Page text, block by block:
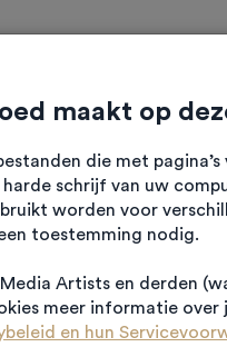
-
maakt op
die met
harde schrijf van uw
worden voor
toestemming nodig.
Artists en derden
meer informatie
en hun